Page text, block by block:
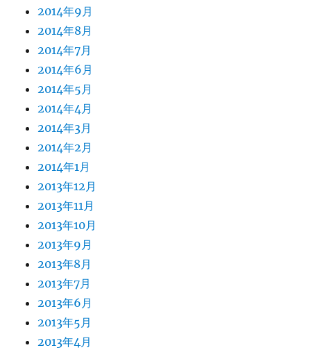
2014年9月
2014年8月
2014年7月
2014年6月
2014年5月
2014年4月
2014年3月
2014年2月
2014年1月
2013年12月
2013年11月
2013年10月
2013年9月
2013年8月
2013年7月
2013年6月
2013年5月
2013年4月